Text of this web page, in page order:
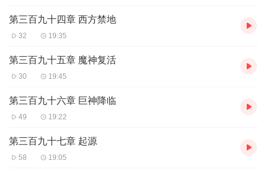
第三百九十四章 西方禁地
32 19:35
第三百九十五章 魔神复活
30 19:45
第三百九十六章 巨神降临
49 19:22
第三百九十七章 起源
58 19:05